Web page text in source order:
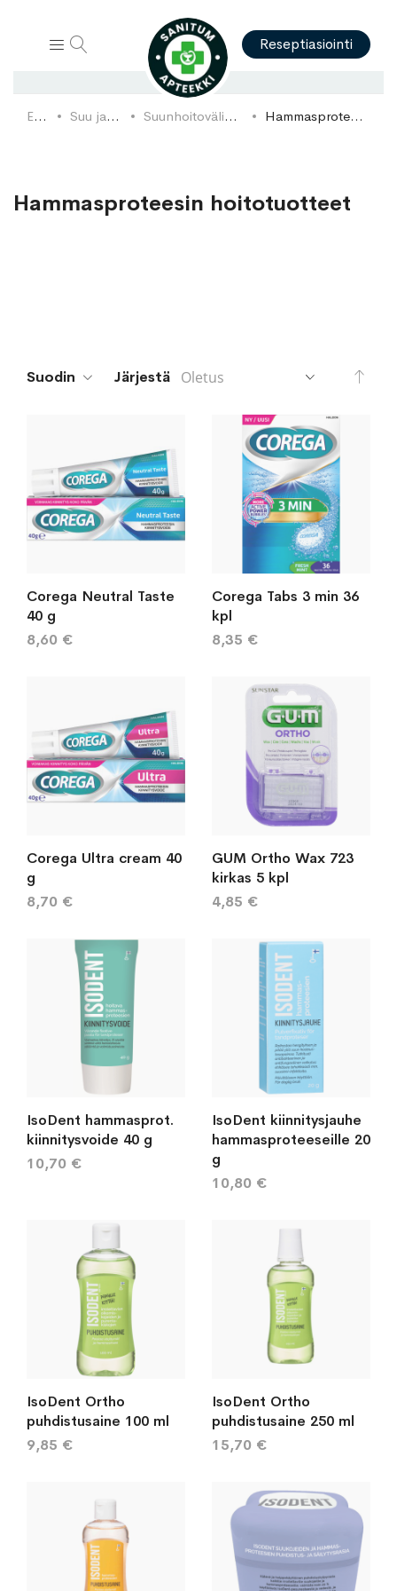
Reseptiasiointi
Etusivu Suu ja hampaat Suunhoitovälineet ja tarvikkeet Hammasproteesin hoitotuotteet
Hammasproteesin hoitotuotteet
Suodin Järjestä
Corega Neutral Taste
40 g
8,60 €
Corega Tabs 3 min 36
kpl
8,35 €
Corega Ultra cream 40
g
8,70 €
GUM Ortho Wax 723
kirkas 5 kpl
4,85 €
IsoDent hammasprot.
kiinnitysvoide 40 g
10,70 €
IsoDent kiinnitysjauhe
hammasproteeseille 20
g
10,80 €
IsoDent Ortho
puhdistusaine 100 ml
9,85 €
IsoDent Ortho
puhdistusaine 250 ml
15,70 €